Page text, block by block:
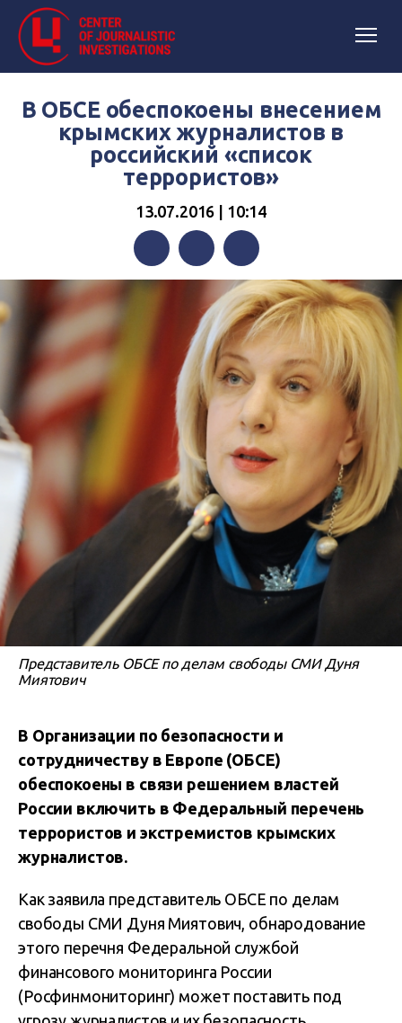
В ОБСЕ обеспокоены внесением
крымских журналистов в
российский «список
террористов»
13.07.2016 | 10:14
FacebookTwitterTelegram
Представитель ОБСЕ по делам свободы СМИ Дуня
Миятович
В Организации по безопасности и
сотрудничеству в Европе (ОБСЕ)
обеспокоены в связи решением властей
России включить в Федеральный перечень
террористов и экстремистов крымских
журналистов.
Как заявила представитель ОБСЕ по делам
свободы СМИ Дуня Миятович, обнародование
этого перечня Федеральной службой
финансового мониторинга России
(Росфинмониторинг) может поставить под